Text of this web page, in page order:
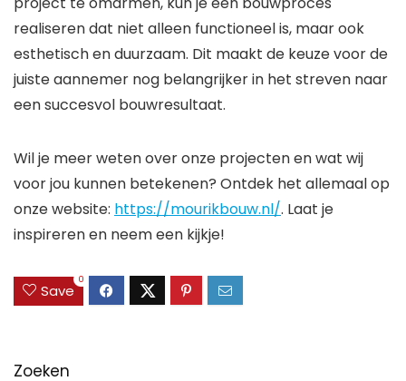
realiseren dat niet alleen functioneel is, maar ook
esthetisch en duurzaam. Dit maakt de keuze voor de
juiste aannemer nog belangrijker in het streven naar
een succesvol bouwresultaat.
Wil je meer weten over onze projecten en wat wij
voor jou kunnen betekenen? Ontdek het allemaal op
onze website: https://mourikbouw.nl/. Laat je
inspireren en neem een kijkje!
Save
0
Zoeken